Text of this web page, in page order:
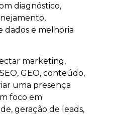
diagnóstico,
dados e melhoria
marketing,
GEO, conteúdo,
uma presença
foco em
geração de leads,